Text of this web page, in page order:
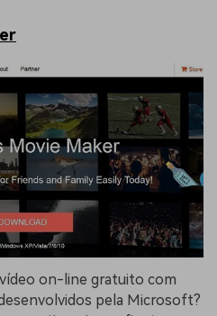
on-line gratuito com
pela Microsoft?